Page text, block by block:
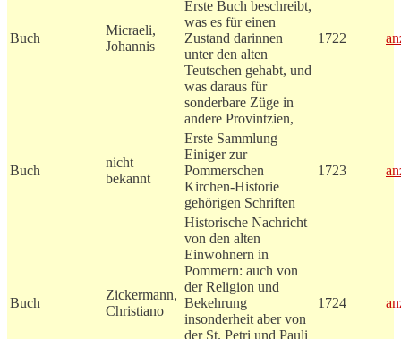
Buch
Micraeli,
Johannis
Erste Buch beschreibt,
was es für einen
Zustand darinnen
unter den alten
Teutschen gehabt, und
was daraus für
sonderbare Züge in
andere Provintzien,
1722
Buch
nicht
bekannt
Erste Sammlung
Einiger zur
Pommerschen
Kirchen-Historie
gehörigen Schriften
1723
Buch
Zickermann,
Christiano
Historische Nachricht
von den alten
Einwohnern in
Pommern: auch von
der Religion und
Bekehrung
insonderheit aber von
der St. Petri und Pauli
1724